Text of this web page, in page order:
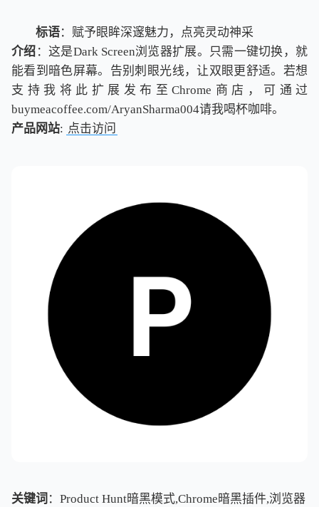
标语：赋予眼眸深邃魅力，点亮灵动神采
介绍 ：这是Dark Screen浏览器扩展。只需一键切换，就
能看到暗色屏幕。告别刺眼光线，让双眼更舒适。若想
支持我将此扩展发布至Chrome商店，可通过
buymeacoffee.com/AryanSharma004请我喝杯咖啡。
产品网站: 点击访问
关键词 ：Product Hunt暗黑模式,Chrome暗黑插件,浏览器